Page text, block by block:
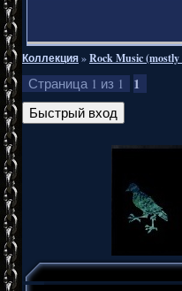
Коллекция»Rock Music (mostly
Страница 1 из 1 1